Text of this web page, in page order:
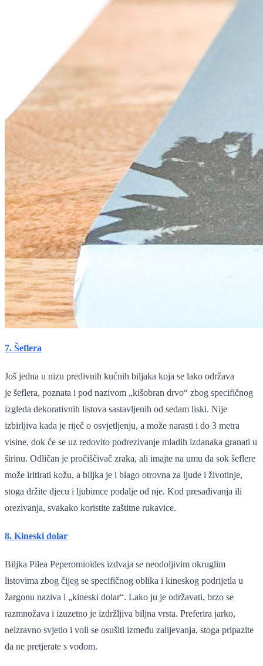
7. Šeflera
Još jedna u nizu predivnih kućnih biljaka koja se lako održava
je šeflera, poznata i pod nazivom „kišobran drvo“ zbog specifičnog
izgleda dekorativnih listova sastavljenih od sedam liski. Nije
izbirljiva kada je riječ o osvjetljenju, a može narasti i do 3 metra
visine, dok će se uz redovito podrezivanje mladih izdanaka granati u
širinu. Odličan je pročiščivač zraka, ali imajte na umu da sok šeflere
može iritirati kožu, a biljka je i blago otrovna za ljude i životinje,
stoga držite djecu i ljubimce podalje od nje. Kod presađivanja ili
orezivanja, svakako koristite zaštitne rukavice.
8. Kineski dolar
Biljka Pilea Peperomioides izdvaja se neodoljivim okruglim
listovima zbog čijeg se specifičnog oblika i kineskog podrijetla u
žargonu naziva i „kineski dolar“. Lako ju je održavati, brzo se
razmnožava i izuzetno je izdržljiva biljna vrsta. Preferira jarko,
neizravno svjetlo i voli se osušiti između zalijevanja, stoga pripazite
da ne pretjerate s vodom.